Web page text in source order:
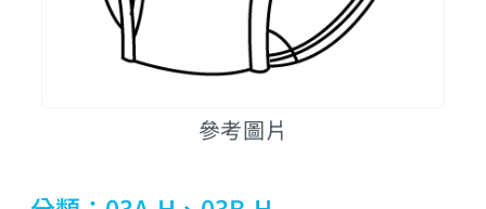
參考圖片